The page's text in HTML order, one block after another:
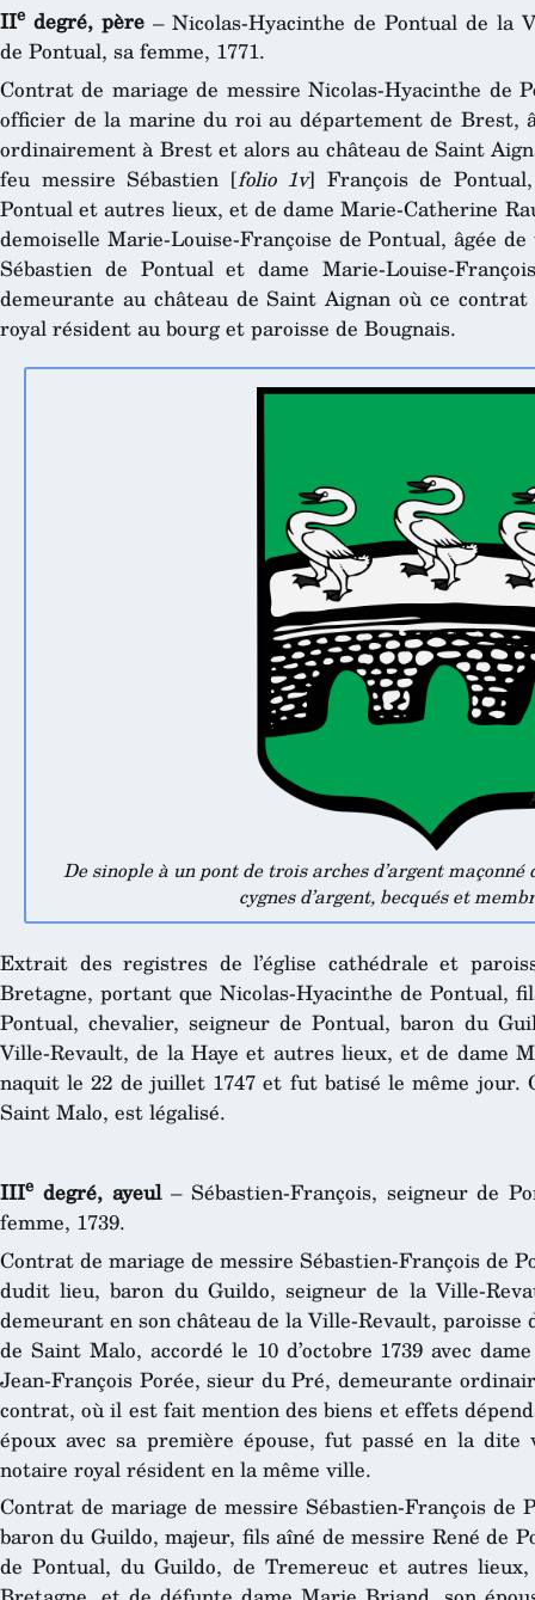
IIe degré, père – Nicolas-Hyacinthe de Pontual de la
de Pontual, sa femme, 1771.
Contrat de mariage de messire Nicolas-Hyacinthe de
officier de la marine du roi au département de Brest,
ordinairement à Brest et alors au château de Saint
feu messire Sébastien [folio 1v] François de
Pontual et autres lieux, et de dame Marie-Catherine
demoiselle Marie-Louise-Françoise de Pontual, âgée
Sébastien de Pontual et dame Marie-Louise-
demeurante au château de Saint Aignan où ce
royal résident au bourg et paroisse de Bougnais.
De sinople à un pont de trois arches d’argent
cygnes d’argent, becqués et
Extrait des registres de l’église cathédrale et
Bretagne, portant que Nicolas-Hyacinthe de Pontual,
Pontual, chevalier, seigneur de Pontual, baron du
Ville-Revault, de la Haye et autres lieux, et de dame
naquit le 22 de juillet 1747 et fut batisé le même jour.
Saint Malo, est légalisé.
IIIe degré, ayeul– Sébastien-François, seigneur de
femme, 1739.
Contrat de mariage de messire Sébastien-François de
dudit lieu, baron du Guildo, seigneur de la Ville-
demeurant en son château de la Ville-Revault,
de Saint Malo, accordé le 10 d’octobre 1739 avec
Jean-François Porée, sieur du Pré, demeurante
contrat, où il est fait mention des biens et effets
époux avec sa première épouse, fut passé en la
notaire royal résident en la même ville.
Contrat de mariage de messire Sébastien-François
baron du Guildo, majeur, fils aîné de messire René de
de Pontual, du Guildo, de Tremereuc et autres